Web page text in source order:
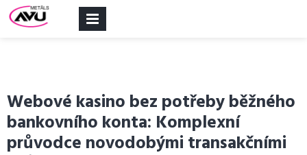
Webové kasino bez potřeby běžného
bankovního konta: Komplexní
průvodce novodobými transakčními